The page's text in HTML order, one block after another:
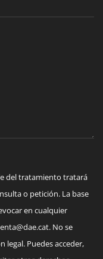
del tratamiento tratará
o petición. La base
en cualquier
. No se
legal. Puedes acceder,